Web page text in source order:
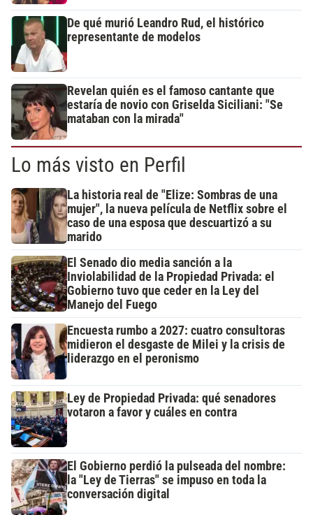
De qué murió Leandro Rud, el histórico
representante de modelos
Revelan quién es el famoso cantante que
estaría de novio con Griselda Siciliani: "Se
mataban con la mirada"
Lo más visto en Perfil
La historia real de "Elize: Sombras de una
mujer", la nueva película de Netflix sobre el
caso de una esposa que descuartizó a su
marido
El Senado dio media sanción a la
Inviolabilidad de la Propiedad Privada: el
Gobierno tuvo que ceder en la Ley del
Manejo del Fuego
Encuesta rumbo a 2027: cuatro consultoras
midieron el desgaste de Milei y la crisis de
liderazgo en el peronismo
Ley de Propiedad Privada: qué senadores
votaron a favor y cuáles en contra
El Gobierno perdió la pulseada del nombre:
la "Ley de Tierras" se impuso en toda la
conversación digital